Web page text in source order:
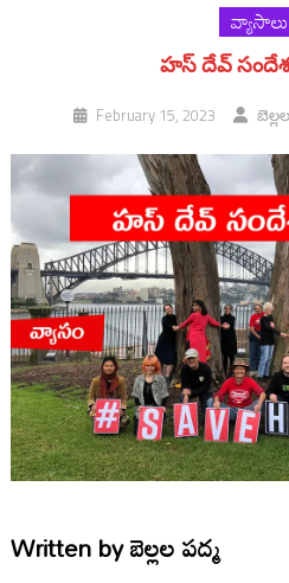
వ్యాసాలు
హస్ దేవ్
February 15, 2023
Written byబెల్లల పద్మ